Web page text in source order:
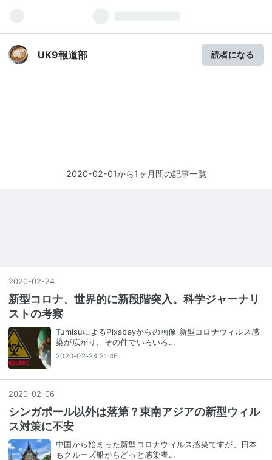
UK9報道部 読者になる
2020-02-01から1ヶ月間の記事一覧
2020-02-24
新型コロナ、世界的に新段階突入。科学ジャーナリ
ストの考察
TumisuによるPixabayからの画像 新型コロナウィルス感
染が広がり、その件でいろいろ…
2020-02-24 21:46
2020-02-06
シンガポール以外は落第？東南アジアの新型ウィル
ス対策に不安
中国から始まった新型コロナウィルス感染ですが、日本
もクルーズ船からどっと感染者…